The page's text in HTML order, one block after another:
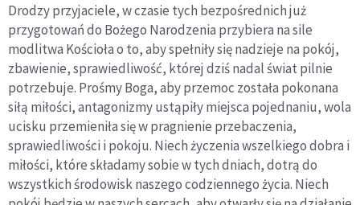
Drodzy przyjaciele, w czasie tych bezpośrednich już
przygotowań do Bożego Narodzenia przybiera na sile
modlitwa Kościoła o to, aby spełniły się nadzieje na pokój,
zbawienie, sprawiedliwość, której dziś nadal świat pilnie
potrzebuje. Prośmy Boga, aby przemoc została pokonana
siłą miłości, antagonizmy ustąpiły miejsca pojednaniu, wola
ucisku przemieniła się w pragnienie przebaczenia,
sprawiedliwości i pokoju. Niech życzenia wszelkiego dobra i
miłości, które składamy sobie w tych dniach, dotrą do
wszystkich środowisk naszego codziennego życia. Niech